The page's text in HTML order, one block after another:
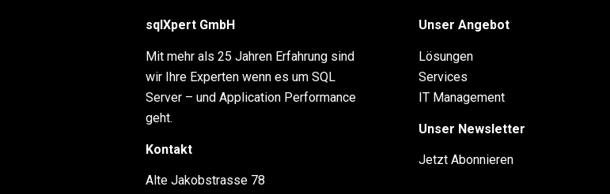
sqlXpert GmbH
Mit mehr als 25 Jahren Erfahrung sind
wir Ihre Experten wenn es um SQL
Server – und Application Performance
geht.
Kontakt
Alte Jakobstrasse 78
Unser Angebot
Lösungen
Services
IT Management
Unser Newsletter
Jetzt Abonnieren